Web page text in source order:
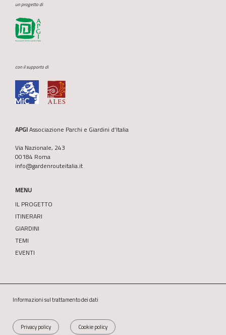
un progetto di
con il supporto di
APGIAssociazione Parchi e Giardini d’Italia
Via Nazionale, 243
00184 Roma
info@gardenrouteitalia.it
MENU
IL PROGETTO
ITINERARI
GIARDINI
TEMI
EVENTI
Informazioni sul trattamento dei dati
Privacy policy Cookie policy